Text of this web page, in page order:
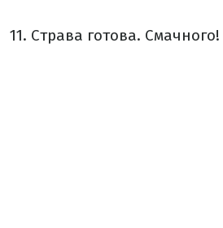
Страва готова. Смачного!